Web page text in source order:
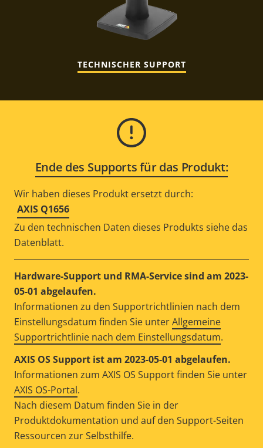
TECHNISCHER SUPPORT
Ende des Supports für das Produkt:
Wir haben dieses Produkt ersetzt durch:
AXIS Q1656
Zu den technischen Daten dieses Produkts siehe das
Datenblatt.
Hardware-Support und RMA-Service sind am 2023-
05-01 abgelaufen.
Informationen zu den Supportrichtlinien nach dem
Einstellungsdatum finden Sie unterAllgemeine
Supportrichtlinie nach dem Einstellungsdatum.
AXIS OS Support ist am 2023-05-01 abgelaufen.
Informationen zum AXIS OS Support finden Sie unter
AXIS OS-Portal.
Nach diesem Datum finden Sie in der
Produktdokumentation und auf den Support-Seiten
Ressourcen zur Selbsthilfe.